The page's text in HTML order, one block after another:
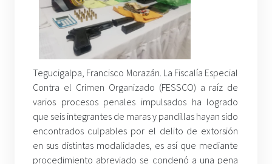
Tegucigalpa, Francisco Morazán. La Fiscalía Especial
Contra el Crimen Organizado (FESSCO) a raíz de
varios procesos penales impulsados ha logrado
que seis integrantes de maras y pandillas hayan sido
encontrados culpables por el delito de extorsión
en sus distintas modalidades, es así que mediante
procedimiento abreviado se condenó a una pena